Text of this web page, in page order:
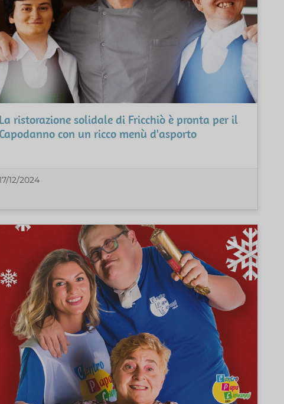
La ristorazione solidale di Fricchiò è pronta per il
Capodanno con un ricco menù d'asporto
12/2024